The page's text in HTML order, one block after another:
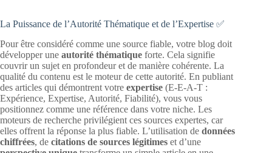
La Puissance de l’Autorité Thématique et de l’Expertise ✅
Pour être considéré comme une source fiable, votre blog doit
développer une autorité thématique forte. Cela signifie
couvrir un sujet en profondeur et de manière cohérente. La
qualité du contenu est le moteur de cette autorité. En publiant
des articles qui démontrent votre expertise (E-E-A-T :
Expérience, Expertise, Autorité, Fiabilité), vous vous
positionnez comme une référence dans votre niche. Les
moteurs de recherche privilégient ces sources expertes, car
elles offrent la réponse la plus fiable. L’utilisation de données
chiffrées, de citations de sources légitimes et d’une